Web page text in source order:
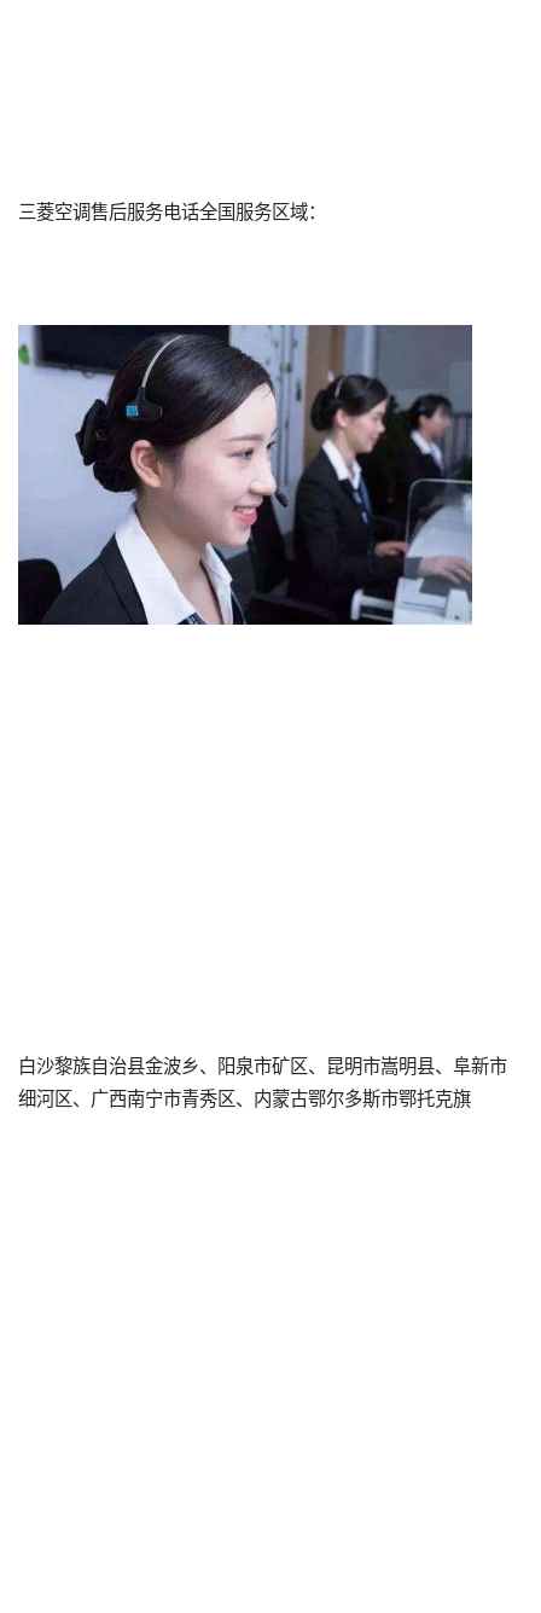
三菱空调售后服务电话全国服务区域：
白沙黎族自治县金波乡、阳泉市矿区、昆明市嵩明县、阜新市
细河区、广西南宁市青秀区、内蒙古鄂尔多斯市鄂托克旗